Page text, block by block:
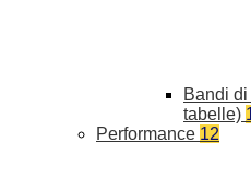
Bandi
tabelle)
Performance 12